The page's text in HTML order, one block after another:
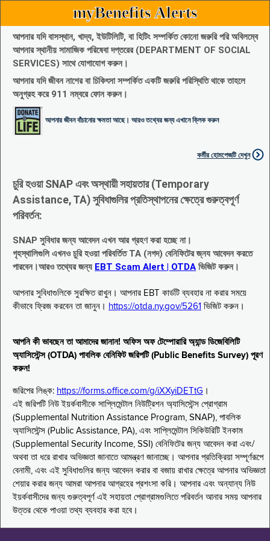
myBenefits Alerts
আপনার যদি বাসস্থান, খাদ্য, ইউটিলিটি, বা হিটিং সম্পর্কিত কোনো জরুরি পরি অবিলম্বে
আপনার স্থানীয় সামাজিক পরিষেবা দপ্তরের (DEPARTMENT OF SOCIAL
SERVICES) সাথে যোগাযোগ করুন।
আপনার যদি জীবন নাশের বা চিকিৎসা সম্পর্কিত একটি জরুরি পরিস্থিতি থাকে তাহলে
অনুগ্রহ করে 911 নম্বরে ফোন করুন।
আপনার জীবন বাঁচানোর ক্ষমতা আছে। আরও তথ্যের জন্য এখানে ক্লিক করুন
কর্মীর হোমপেজটি দেখুন
চুরি হওয়া SNAP এবং অস্থায়ী সহায়তার (Temporary
Assistance, TA) সুবিধাগুলির প্রতিস্থাপনের ক্ষেত্রে গুরুত্বপূর্ণ
পরিবর্তন:
SNAP সুবিধার জন্য আবেদন এখন আর গ্রহণ করা হচ্ছে না।
গৃহস্থালিগুলি এখনও চুরি হওয়া পরিবর্তিত TA (নগদ) বেনিফিটের জ্নয আবেদন করতে
পারবেন।আরও তথ্যের জন্য EBT Scam Alert | OTDA ভিজিট করুন।
আপনার সুবিধাগুলিকে সুরক্ষিত রাখুন। আপনার EBT কার্ডটি ব্যবহার না করার সময়ে
কীভাবে ফ্রিজ করবেন তা জানুন। https://otda.ny.gov/5261 ভিজিট করুন।
আপনি কী ভাবছেন তা আমাদের জানান! অফিস অফ টেম্পোরারি অ্যান্ড ডিজেবিলিটি
অ্যাসিস্টেন্স (OTDA) পাবলিক বেনিফিট জরিপটি (Public Benefits Survey) পূরণ
করুন!
জরিপের লিঙ্ক: https://forms.office.com/g/iXXyiDETtG ।
এই জরিপটি নিউ ইয়র্কবাসীকে সাপ্লিমেন্টাল নিউট্রিশন অ্যাসিস্টেন্স প্রোগ্রাম
(Supplemental Nutrition Assistance Program, SNAP), পাবলিক
অ্যাসিস্টেন্স (Public Assistance, PA), এবং সাপ্লিমেন্টাল সিকিউরিটি ইনকাম
(Supplemental Security Income, SSI) বেনিফিটের জন্য আবেদন করা এবং/
অথবা তা ধরে রাখার অভিজ্ঞতা জানাতে আমন্ত্রণ জানাচ্ছে। আপনার প্রতিক্রিয়া সম্পূর্ণরূপে
বেনামী, এবং এই সুবিধাগুলির জন্য আবেদন করার বা বজায় রাখার ক্ষেত্রে আপনার অভিজ্ঞতা
শেয়ার করার জন্য আমরা আপনার আগ্রহের প্রশংসা করি। আপনার এবং অন্যান্য নিউ
ইয়র্কবাসীদের জন্য গুরুত্বপূর্ণ এই সহায়তা প্রোগ্রামগুলিতে পরিবর্তন আনার সময় আপনার
উত্তর থেকে পাওয়া তথ্য ব্যবহার করা হবে।